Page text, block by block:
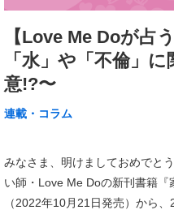
【Love Me Doが占
「水」や「不倫」
意!?〜
連載・コラム
みなさま、明けましておめでと
い師・Love Me Doの新刊書籍『
（2022年10月21日発売）から